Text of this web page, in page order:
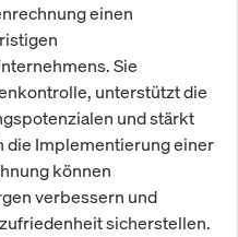
einen
Sie
unterstützt die
und stärkt
die Implementierung einer
können
verbessern und
sicherstellen.